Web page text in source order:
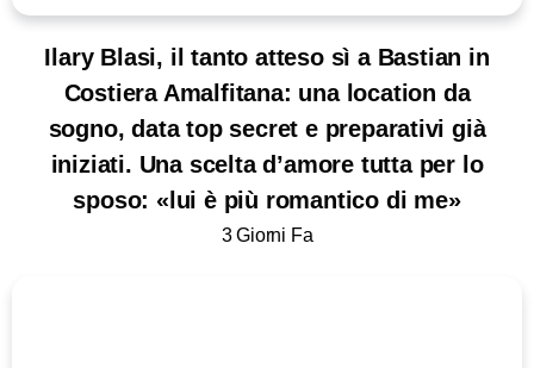
Ilary Blasi, il tanto atteso sì a Bastian in
Costiera Amalfitana: una location da
sogno, data top secret e preparativi già
iniziati. Una scelta d’amore tutta per lo
sposo: «lui è più romantico di me»
3 Giorni Fa